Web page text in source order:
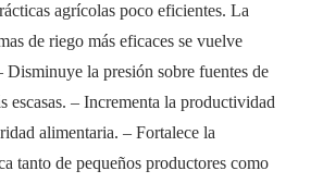
agrícolas poco eficientes. La
de riego más eficaces se vuelve
Disminuye la presión sobre fuentes de
escasas. – Incrementa la productividad
alimentaria. – Fortalece la
tanto de pequeños productores como